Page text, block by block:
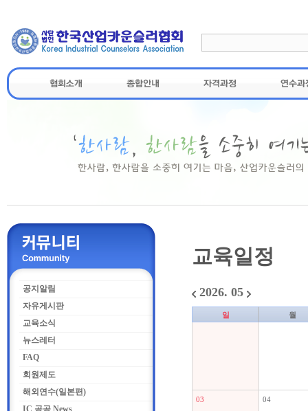
공지알림
자유게시판
교육소식
뉴스레터
FAQ
회원제도
해외연수(일본편)
IC 공공 News
교육일정
2026. 05
일 월
03 04